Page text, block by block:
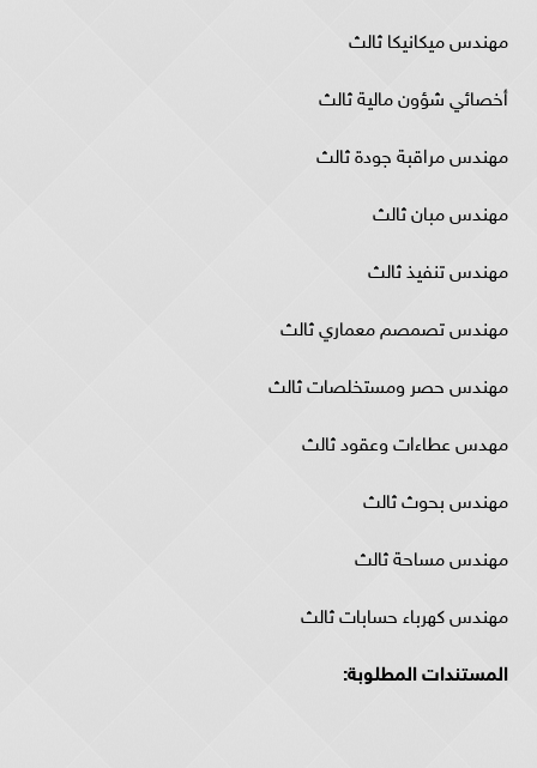
مهندس ميكانيكا ثالث
أخصائي شؤون مالية ثالث
مهندس مراقبة جودة ثالث
مهندس مبان ثالث
مهندس تنفيذ ثالث
مهندس تصمصم معماري ثالث
مهندس حصر ومستخلصات ثالث
مهدس عطاءات وعقود ثالث
مهندس بحوث ثالث
مهندس مساحة ثالث
مهندس كهرباء حسابات ثالث
المستندات المطلوبة: